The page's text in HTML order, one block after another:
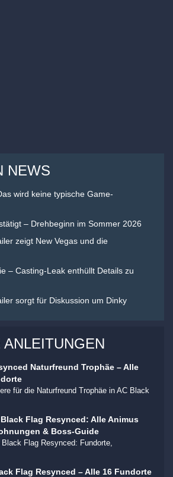
NEWS
wird keine typische Game-
– Drehbeginn im Sommer 2026
zeigt New Vegas und die
– Casting-Leak enthüllt Details zu
sorgt für Diskussion um Dinky
Naturfreund Trophäe – Alle
für die Naturfreund Trophäe in AC Black
Flag Resynced: Alle Animus
& Boss-Guide
Flag Resynced: Fundorte,
Flag Resynced – Alle 16 Fundorte